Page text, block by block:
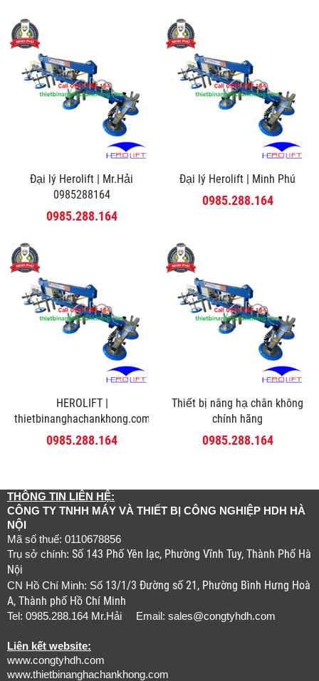
Đại lý Herolift | Mr.Hải
0985288164
0985.288.164
Đại lý Herolift | Minh Phú
0985.288.164
HEROLIFT |
thietbinanghachankhong.com
0985.288.164
Thiết bị nâng hạ chân không
chính hãng
0985.288.164
THÔNG TIN LIÊN HỆ:
CÔNG TY TNHH MÁY VÀ THIẾT BỊ CÔNG NGHIỆP HDH HÀ
NỘI
Mã số thuế: 0110678856
Trụ sở chính: Số 143 Phố Yên lạc, Phường Vĩnh Tuy, Thành Phố Hà
Nội
CN Hồ Chí Minh: Số 13/1/3 Đường số 21, Phường Bình Hưng Hoà
A, Thành phố Hồ Chí Minh
Tel: 0985.288.164 Mr.Hải Email: sales@congtyhdh.com
Liên kết website:
www.congtyhdh.com
www.thietbinanghachankhong.com